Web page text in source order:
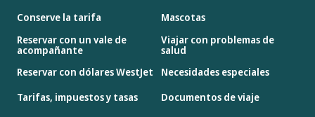
Conserve la tarifa
Reservar con un vale de
acompañante
Reservar con dólares WestJet
Tarifas, impuestos y tasas
Mascotas
Viajar con problemas de
salud
Necesidades especiales
Documentos de viaje